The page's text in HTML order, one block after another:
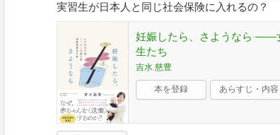
実習生が日本人と同じ社会保険に入れるの？
妊娠したら、さようなら ――
生たち
吉水 慈豊
本を登録 あらすじ・内容